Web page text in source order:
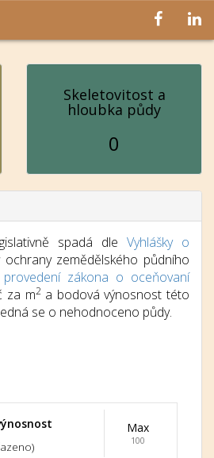
Skeletovitost a
hloubka půdy
0
spadá dleVyhlášky o
zemědělského půdního
provedení zákona o oceňovaní
za m2a bodová výnosnost této
se o nehodnoceno půdy.
Max
100